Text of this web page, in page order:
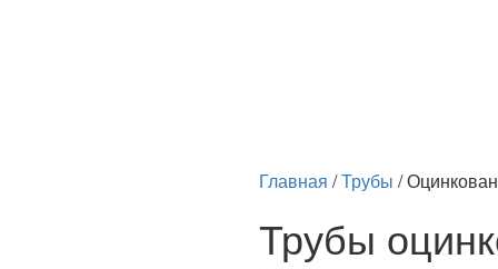
Главная /Трубы /
Трубы